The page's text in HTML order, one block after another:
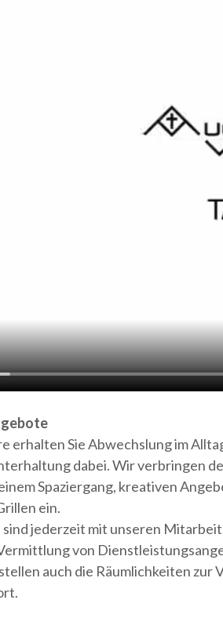
erhalten Sie Abwechslung im
dabei. Wir verbringen
Spaziergang, kreativen
ein.
jederzeit mit unseren
von
auch die Räumlichkeiten